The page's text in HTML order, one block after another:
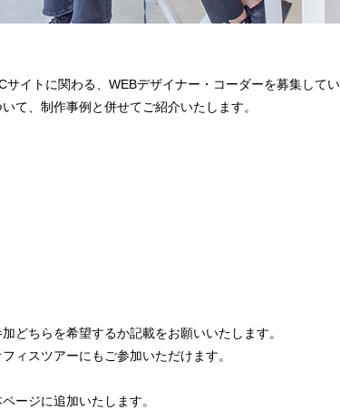
イトに関わる、WEBデザイナー・コーダーを募集して
て、制作事例と併せてご紹介いたします。
どちらを希望するか記載をお願いいたします。
ィスツアーにもご参加いただけます。
ージに追加いたします。